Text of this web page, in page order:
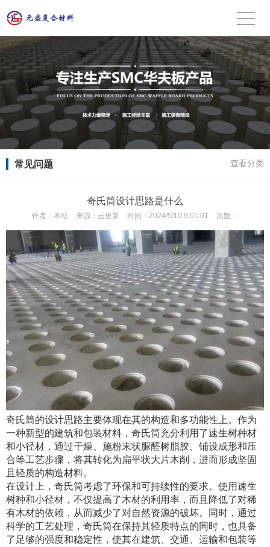
常见问题 查看分类
奇氏筒设计思路是什么
作者： 本站 来源： 云更新 时间： 2024/5/10 9:01:01 次数：
奇氏筒的设计思路主要体现在其的构造和多功能性上。作为
一种新型的建筑和包装材料，奇氏筒充分利用了速生树种材
和小径材，通过干燥、施粉末状脲醛树脂胶、铺设成形和压
合等工艺步骤，将其转化为扁平状大片木削，进而形成坚固
且轻质的构造材料。
在设计上，奇氏筒考虑了环保和可持续性的要求。使用速生
树种和小径材，不仅提高了木材的利用率，而且降低了对稀
有木材的依赖，从而减少了对自然资源的破坏。同时，通过
科学的工艺处理，奇氏筒在保持其轻质特点的同时，也具备
了足够的强度和稳定性，使其在建筑、交通、运输和包装等